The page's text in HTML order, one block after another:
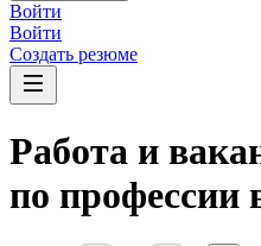
Войти
Войти
Создать резюме
Работа и
по профессии